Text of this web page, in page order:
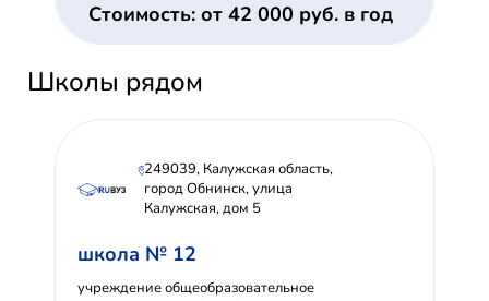
Стоимость: от 42 000 руб. в год
Школы рядом
249039, Калужская область,
город Обнинск, улица
Калужская, дом 5
школа № 12
учреждение общеобразовательное